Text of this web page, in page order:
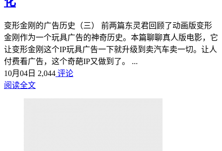
变形金刚的广告历史（三） 前两篇东灵君回顾了动画版变形
金刚作为一个玩具广告的神奇历史。本篇聊聊真人版电影，它
让变形金刚这个IP玩具广告一下就升级到卖汽车卖一切。让人
付费看广告，这个奇葩IP又做到了。 ...
10月04日 2,044 评论
阅读全文